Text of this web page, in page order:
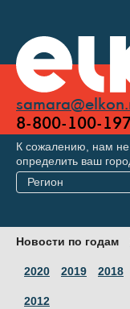
8-800-100-
К сожалению, нам не
определить ваш
Регион
Новости по годам
2020 2019 2018
2012